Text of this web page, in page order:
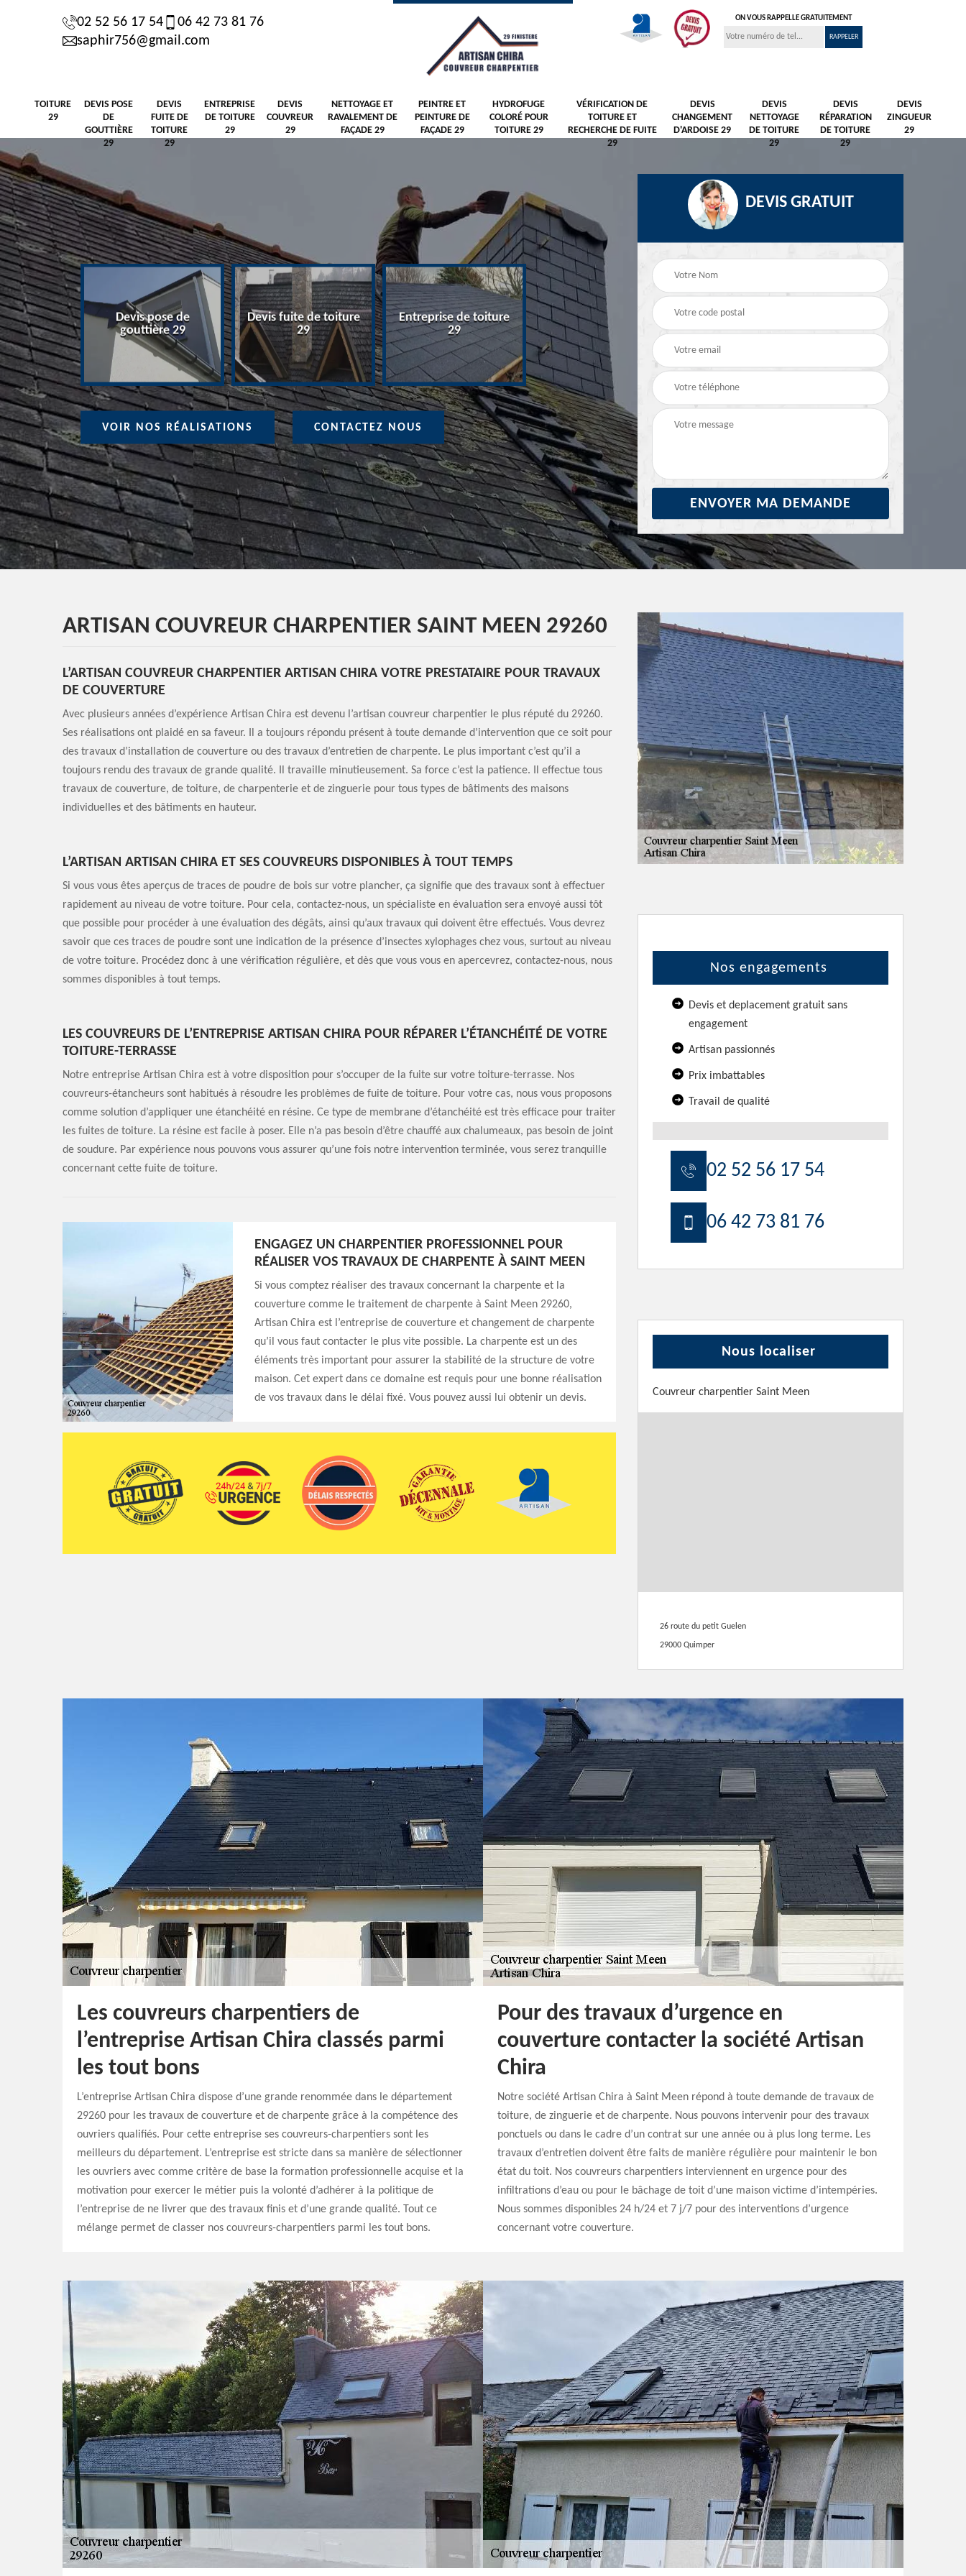
02 52 56 17 54
06 42 73 81 76
saphir756@gmail.com
ON VOUS RAPPELLE GRATUITEMENT
TOITURE
29
DEVIS POSE
DE
GOUTTIÈRE
29
DEVIS
FUITE DE
TOITURE
29
ENTREPRISE
DE TOITURE
29
DEVIS
COUVREUR
29
NETTOYAGE ET
RAVALEMENT DE
FAÇADE 29
PEINTRE ET
PEINTURE DE
FAÇADE 29
HYDROFUGE
COLORÉ POUR
TOITURE 29
VÉRIFICATION DE
TOITURE ET
RECHERCHE DE FUITE
29
DEVIS
CHANGEMENT
D'ARDOISE 29
DEVIS
NETTOYAGE
DE TOITURE
29
DEVIS
RÉPARATION
DE TOITURE
29
DEVIS
ZINGUEUR
29
29
Devis pose de
gouttière 29
Devis fuite de toiture
29
Entreprise de toiture
29
Devis Couvreur 29
Nettoyage et
29
Peintre et peinture de
façade 29
VOIR NOS RÉALISATIONS CONTACTEZ NOUS
DEVIS GRATUIT
ARTISAN COUVREUR CHARPENTIER SAINT MEEN 29260
L’ARTISAN COUVREUR CHARPENTIER ARTISAN CHIRA VOTRE PRESTATAIRE POUR TRAVAUX
DE COUVERTURE
Avec plusieurs années d’expérience Artisan Chira est devenu l’artisan couvreur charpentier le plus réputé du 29260.
Ses réalisations ont plaidé en sa faveur. Il a toujours répondu présent à toute demande d’intervention que ce soit pour
des travaux d’installation de couverture ou des travaux d’entretien de charpente. Le plus important c’est qu’il a
toujours rendu des travaux de grande qualité. Il travaille minutieusement. Sa force c’est la patience. Il effectue tous
travaux de couverture, de toiture, de charpenterie et de zinguerie pour tous types de bâtiments des maisons
individuelles et des bâtiments en hauteur.
L’ARTISAN ARTISAN CHIRA ET SES COUVREURS DISPONIBLES À TOUT TEMPS
Si vous vous êtes aperçus de traces de poudre de bois sur votre plancher, ça signifie que des travaux sont à effectuer
rapidement au niveau de votre toiture. Pour cela, contactez-nous, un spécialiste en évaluation sera envoyé aussi tôt
que possible pour procéder à une évaluation des dégâts, ainsi qu’aux travaux qui doivent être effectués. Vous devrez
savoir que ces traces de poudre sont une indication de la présence d’insectes xylophages chez vous, surtout au niveau
de votre toiture. Procédez donc à une vérification régulière, et dès que vous vous en apercevrez, contactez-nous, nous
sommes disponibles à tout temps.
LES COUVREURS DE L’ENTREPRISE ARTISAN CHIRA POUR RÉPARER L’ÉTANCHÉITÉ DE VOTRE
TOITURE-TERRASSE
Notre entreprise Artisan Chira est à votre disposition pour s’occuper de la fuite sur votre toiture-terrasse. Nos
couvreurs-étancheurs sont habitués à résoudre les problèmes de fuite de toiture. Pour votre cas, nous vous proposons
comme solution d’appliquer une étanchéité en résine. Ce type de membrane d’étanchéité est très efficace pour traiter
les fuites de toiture. La résine est facile à poser. Elle n’a pas besoin d’être chauffé aux chalumeaux, pas besoin de joint
de soudure. Par expérience nous pouvons vous assurer qu’une fois notre intervention terminée, vous serez tranquille
concernant cette fuite de toiture.
ENGAGEZ UN CHARPENTIER PROFESSIONNEL POUR
RÉALISER VOS TRAVAUX DE CHARPENTE À SAINT MEEN
Si vous comptez réaliser des travaux concernant la charpente et la
couverture comme le traitement de charpente à Saint Meen 29260,
Artisan Chira est l’entreprise de couverture et changement de charpente
qu’il vous faut contacter le plus vite possible. La charpente est un des
éléments très important pour assurer la stabilité de la structure de votre
maison. Cet expert dans ce domaine est requis pour une bonne réalisation
de vos travaux dans le délai fixé. Vous pouvez aussi lui obtenir un devis.
Nos engagements
Devis et deplacement gratuit sans
engagement
Artisan passionnés
Prix imbattables
Travail de qualité
02 52 56 17 54
06 42 73 81 76
Nous localiser
Couvreur charpentier Saint Meen
26 route du petit Guelen
29000 Quimper
Les couvreurs charpentiers de
l’entreprise Artisan Chira classés parmi
les tout bons
L’entreprise Artisan Chira dispose d’une grande renommée dans le département
29260 pour les travaux de couverture et de charpente grâce à la compétence des
ouvriers qualifiés. Pour cette entreprise ses couvreurs-charpentiers sont les
meilleurs du département. L’entreprise est stricte dans sa manière de sélectionner
les ouvriers avec comme critère de base la formation professionnelle acquise et la
motivation pour exercer le métier puis la volonté d’adhérer à la politique de
l’entreprise de ne livrer que des travaux finis et d’une grande qualité. Tout ce
mélange permet de classer nos couvreurs-charpentiers parmi les tout bons.
Pour des travaux d’urgence en
couverture contacter la société Artisan
Chira
Notre société Artisan Chira à Saint Meen répond à toute demande de travaux de
toiture, de zinguerie et de charpente. Nous pouvons intervenir pour des travaux
ponctuels ou dans le cadre d’un contrat sur une année ou à plus long terme. Les
travaux d’entretien doivent être faits de manière régulière pour maintenir le bon
état du toit. Nos couvreurs charpentiers interviennent en urgence pour des
infiltrations d’eau ou pour le bâchage de toit d’une maison victime d’intempéries.
Nous sommes disponibles 24 h/24 et 7 j/7 pour des interventions d’urgence
concernant votre couverture.